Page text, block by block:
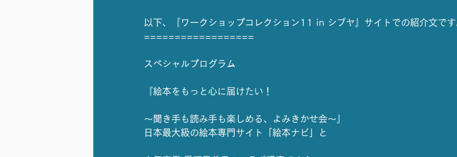
以下、『ワークショップコレクション11 in シブヤ』サイトでの紹介文で
==================
スペシャルプログラム
『絵本をもっと心に届けたい！
～聞き手も読み手も楽しめる、よみきかせ会～』
日本最大級の絵本専門サイト「絵本ナビ」と